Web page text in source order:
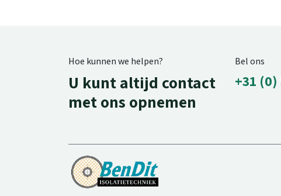
Hoe kunnen we helpen?
U kunt altijd contact
met ons opnemen
Bel ons
+31